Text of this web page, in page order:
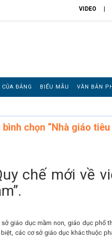
VIDEO
ĐẢNG BIỂU MẪU VĂN BẢN
chọn “Nhà giáo tiêu
chế mới về
giáo dục mầm non, giáo dục phổ
các cơ sở giáo dục khác thuộc